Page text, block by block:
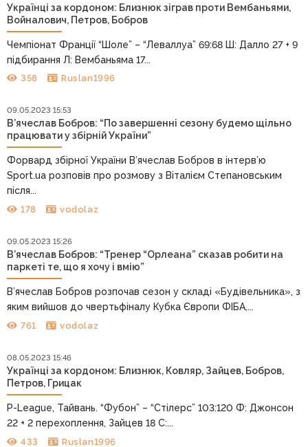
Українці за кордоном: Близнюк зіграв проти Вембаньями,
Войналович, Петров, Бобров
Чемпіонат Франції “Шоле” – “Леваллуа” 69:68 Ш: Далло 27 + 9
підбирання Л: Вембаньяма 17...
358 Ruslan1996
09.05.2023 15:53
В’ячеслав Бобров: “По завершенні сезону будемо щільно
працювати у збірній України”
Форвард збірної України В’ячеслав Бобров в інтерв’ю
Sport.ua розповів про розмову з Віталієм Степановським
після...
178 vodolaz
09.05.2023 15:26
В’ячеслав Бобров: “Тренер “Орлеана” сказав робити на
паркеті те, що я хочу і вмію”
В’ячеслав Бобров розпочав сезон у складі «Будівельника», з
яким вийшов до чвертьфіналу Кубка Європи ФІБА,...
761 vodolaz
08.05.2023 15:46
Українці за кордоном: Близнюк, Ковляр, Зайцев, Бобров,
Петров, Грицак
P-League, Тайвань. “Фубон” – “Стілерс” 103:120 Ф: Джонсон
22 + 2 перехоплення, Зайцев 18 С:...
433 Ruslan1996